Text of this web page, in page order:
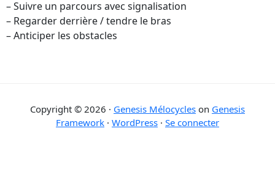
– Suivre un parcours avec signalisation
– Regarder derrière / tendre le bras
– Anticiper les obstacles
Copyright © 2026 · Genesis Mélocycles on Genesis
Framework · WordPress · Se connecter